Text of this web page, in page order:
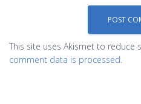
This site uses Akismet to reduce
comment data is processed.